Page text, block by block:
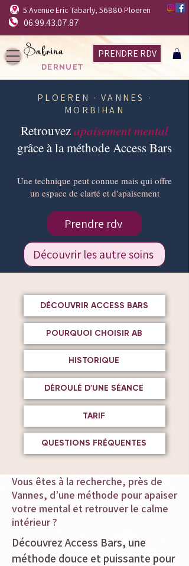
Sabrina
DERNUET
5 Avenue Eric Tabarly, 56880 Ploeren
06.99.43.07.87
PRENDRE RDV
PLOEREN · VANNES ·
MORBIHAN
Retrouvezapaisement mental
grâce à la méthode Access Bars
Une technique peut connue mais qui offre
un espace de clarté et d'apaisement
Prendre rdv
Découvrir les autre soins
DÉCOUVRIR ACCESS BARS
POURQUOI CHOISIR AB
HISTORIQUE
DÉROULÉ D'UNE SÉANCE
TARIF
QUESTIONS FRÉQUENTES
Vous êtes à la recherche, près de
Vannes, d’une méthode pour apaiser
votre mental et retrouver le calme
intérieur ?
Découvrez Access Bars, une
méthode douce et puissante pour